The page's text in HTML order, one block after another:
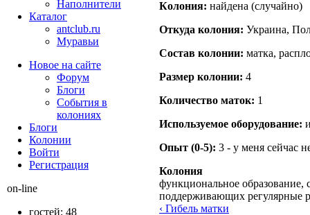
Кoлония: найдена (случайно)
Откуда кoлония: Украина,
Состав кoлонии: матка,
Размер кoлонии: 4
Количество маток: 1
Используемое оборудование:
Опыт (0-5): 3 - у меня сейчас
Колония
функциональное образование,
поддерживающих регулярные
‹ Гибель матки
Наполнители
Каталог
antclub.ru
Муравьи
Новое на сайте
Форум
Блоги
События в
колониях
Блоги
Колонии
Войти
Peгиcтpaция
on-line
гостей: 48